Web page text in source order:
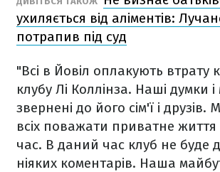
ухиляється від аліментів:
потрапив під суд
"Всі в Йовіл оплакують втрату
клубу Лі Коллінза. Наші думки
звернені до його сім'ї і
всіх поважати приватне життя
час. В даний час клуб не буде
ніяких коментарів. Наша